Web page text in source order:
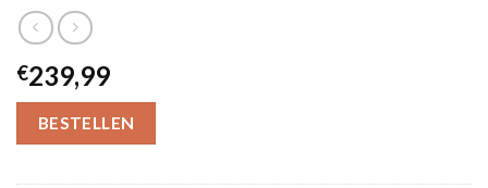
€239,99
BESTELLEN